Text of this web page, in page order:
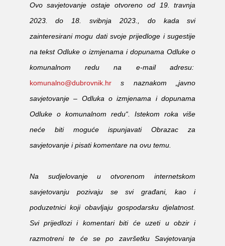
Ovo savjetovanje ostaje otvoreno od 19. travnja
2023. do 18. svibnja 2023., do kada svi
zainteresirani mogu dati svoje prijedloge i sugestije
na tekstOdluke o izmjenama i dopunama Odluke o
komunalnom redu na e-mail adresu:
komunalno@dubrovnik.hrs naznakom „javno
savjetovanje – Odluka o izmjenama i dopunama
Odluke o komunalnom redu“. Istekom roka više
neće biti moguće ispunjavati Obrazac za
savjetovanje i pisati komentare na ovu temu.
Na sudjelovanje u otvorenom internetskom
savjetovanju pozivaju se svi građani, kao i
poduzetnici koji obavljaju gospodarsku djelatnost.
Svi prijedlozi i komentari biti će uzeti u obzir i
razmotreni te će se po završetku Savjetovanja